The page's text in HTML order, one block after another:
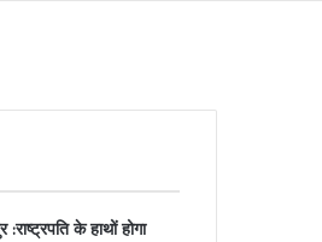
:राष्ट्रपति के हाथों होगा